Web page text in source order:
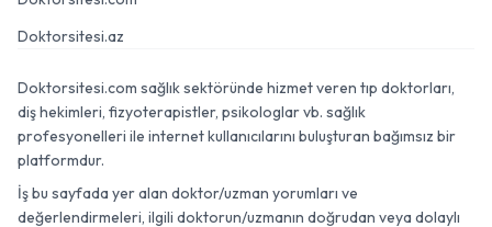
Doktorsitesi.az
Doktorsitesi.com sağlık sektöründe hizmet veren tıp doktorları,
diş hekimleri, fizyoterapistler, psikologlar vb. sağlık
profesyonelleri ile internet kullanıcılarını buluşturan bağımsız bir
platformdur.
İş bu sayfada yer alan doktor/uzman yorumları ve
değerlendirmeleri, ilgili doktorun/uzmanın doğrudan veya dolaylı